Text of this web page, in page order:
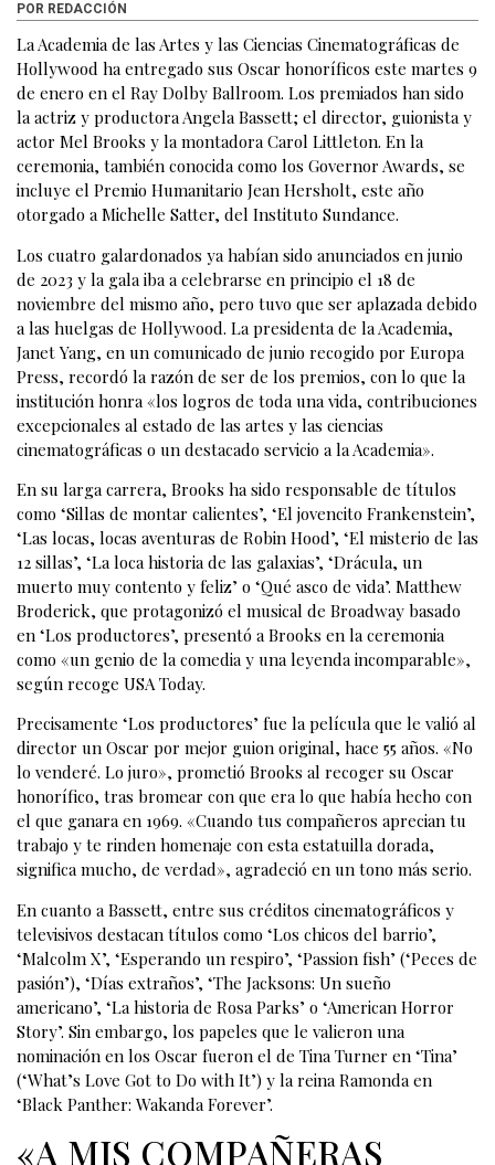
POR REDACCIÓN
La Academia de las Artes y las Ciencias Cinematográficas de
Hollywood ha entregado sus Oscar honoríficos este martes 9
de enero en el Ray Dolby Ballroom. Los premiados han sido
la actriz y productora Angela Bassett; el director, guionista y
actor Mel Brooks y la montadora Carol Littleton. En la
ceremonia, también conocida como los Governor Awards, se
incluye el Premio Humanitario Jean Hersholt, este año
otorgado a Michelle Satter, del Instituto Sundance.
Los cuatro galardonados ya habían sido anunciados en junio
de 2023 y la gala iba a celebrarse en principio el 18 de
noviembre del mismo año, pero tuvo que ser aplazada debido
a las huelgas de Hollywood. La presidenta de la Academia,
Janet Yang, en un comunicado de junio recogido por Europa
Press, recordó la razón de ser de los premios, con lo que la
institución honra «los logros de toda una vida, contribuciones
excepcionales al estado de las artes y las ciencias
cinematográficas o un destacado servicio a la Academia».
En su larga carrera, Brooks ha sido responsable de títulos
como ‘Sillas de montar calientes’, ‘El jovencito Frankenstein’,
‘Las locas, locas aventuras de Robin Hood’, ‘El misterio de las
12 sillas’, ‘La loca historia de las galaxias’, ‘Drácula, un
muerto muy contento y feliz’ o ‘Qué asco de vida’. Matthew
Broderick, que protagonizó el musical de Broadway basado
en ‘Los productores’, presentó a Brooks en la ceremonia
como «un genio de la comedia y una leyenda incomparable»,
según recoge USA Today.
Precisamente ‘Los productores’ fue la película que le valió al
director un Oscar por mejor guion original, hace 55 años. «No
lo venderé. Lo juro», prometió Brooks al recoger su Oscar
honorífico, tras bromear con que era lo que había hecho con
el que ganara en 1969. «Cuando tus compañeros aprecian tu
trabajo y te rinden homenaje con esta estatuilla dorada,
significa mucho, de verdad», agradeció en un tono más serio.
En cuanto a Bassett, entre sus créditos cinematográficos y
televisivos destacan títulos como ‘Los chicos del barrio’,
‘Malcolm X’, ‘Esperando un respiro’, ‘Passion fish’ (‘Peces de
pasión’), ‘Días extraños’, ‘The Jacksons: Un sueño
americano’, ‘La historia de Rosa Parks’ o ‘American Horror
Story’. Sin embargo, los papeles que le valieron una
nominación en los Oscar fueron el de Tina Turner en ‘Tina’
(‘What’s Love Got to Do with It’) y la reina Ramonda en
‘Black Panther: Wakanda Forever’.
«A MIS COMPAÑERAS